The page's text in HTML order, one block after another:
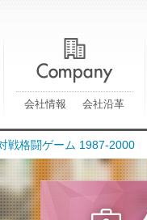
会社情報 会社沿革
戦格闘ゲーム 1987-2000